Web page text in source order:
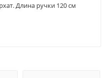
Длина ручки 120 см